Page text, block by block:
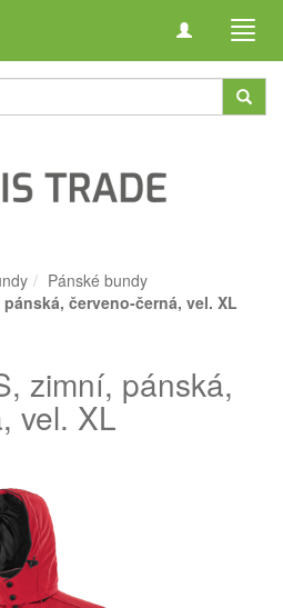
Toggle
Pánské bundy
červeno-černá, vel. XL
zimní, pánská,
vel. XL